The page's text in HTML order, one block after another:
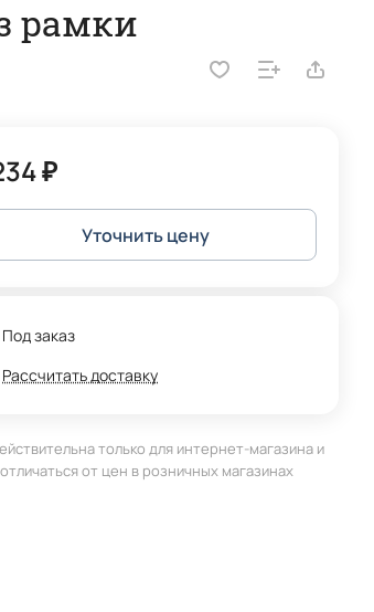
рамки
₽
Уточнить цену
Под заказ
Рассчитать доставку
только для интернет-магазина и
от цен в розничных магазинах